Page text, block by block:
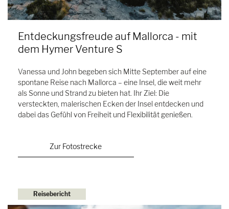
Entdeckungsfreude auf Mallorca - mit
dem Hymer Venture S
Vanessa und John begeben sich Mitte September auf eine
spontane Reise nach Mallorca – eine Insel, die weit mehr
als Sonne und Strand zu bieten hat. Ihr Ziel: Die
versteckten, malerischen Ecken der Insel entdecken und
dabei das Gefühl von Freiheit und Flexibilität genießen.
Zur Fotostrecke
Reisebericht